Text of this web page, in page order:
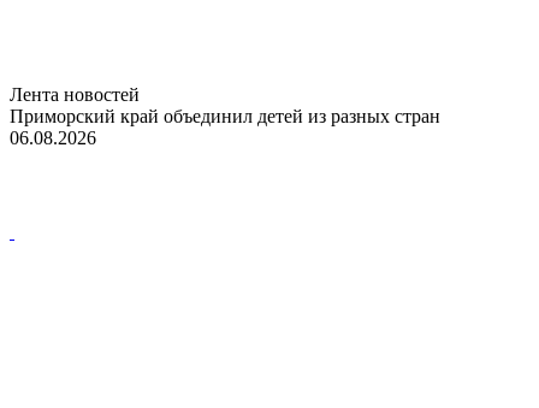
Лента новостей
Приморский край объединил детей из разных стран
06.08.2026